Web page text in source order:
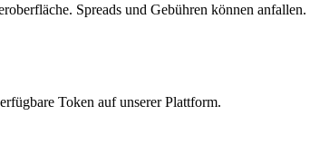
Spreads und Gebühren können anfallen.
Token auf unserer Plattform.